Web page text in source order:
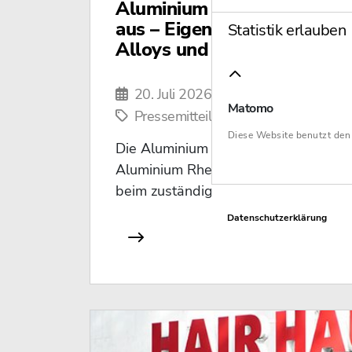
Aluminium Rheinfelden
aus –
Alloys und Semis beantragt
20. Juli 2026
Pressemitteilung, Verfahren
Die Aluminium Rheinfelden Alloys
Aluminium Rheinfelden Semis GmbH
beim zuständigen Amtsgericht
Statistik erlauben
Matomo
Diese Website benutzt
Datenschutzerklärung